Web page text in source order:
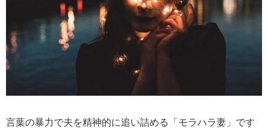
言葉の暴力で夫を精神的に追い詰める「モラハラ妻」です